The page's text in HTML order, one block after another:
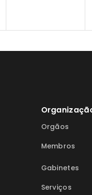
Orgãos
Membros
Gabinetes
Serviços